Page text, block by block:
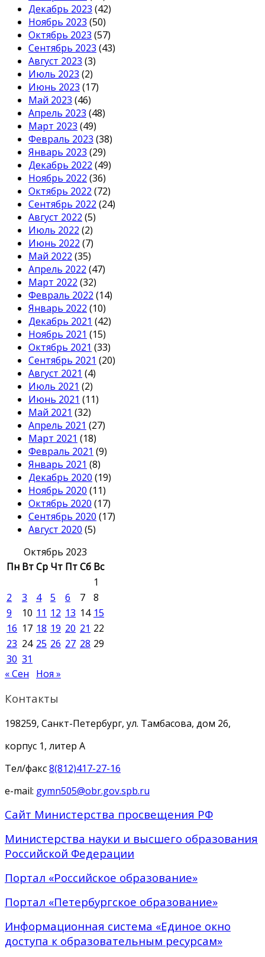
Декабрь 2023 (42)
Ноябрь 2023 (50)
Октябрь 2023 (57)
Сентябрь 2023 (43)
Август 2023 (3)
Июль 2023 (2)
Июнь 2023 (17)
Май 2023 (46)
Апрель 2023 (48)
Март 2023 (49)
Февраль 2023 (38)
Январь 2023 (29)
Декабрь 2022 (49)
Ноябрь 2022 (36)
Октябрь 2022 (72)
Сентябрь 2022 (24)
Август 2022 (5)
Июль 2022 (2)
Июнь 2022 (7)
Май 2022 (35)
Апрель 2022 (47)
Март 2022 (32)
Февраль 2022 (14)
Январь 2022 (10)
Декабрь 2021 (42)
Ноябрь 2021 (15)
Октябрь 2021 (33)
Сентябрь 2021 (20)
Август 2021 (4)
Июль 2021 (2)
Июнь 2021 (11)
Май 2021 (32)
Апрель 2021 (27)
Март 2021 (18)
Февраль 2021 (9)
Январь 2021 (8)
Декабрь 2020 (19)
Ноябрь 2020 (11)
Октябрь 2020 (17)
Сентябрь 2020 (17)
Август 2020 (5)
Октябрь 2023
Пн ВтСр Чт ПтСб Вс
1
2
3 4 5 6 7
8
9
10 11 12 13 14 15
16 17 18 19 20 21 22
23 24 25 26 27 28 29
30 31
« Сен
Ноя »
Контакты
198259, Санкт-Петербург, ул. Тамбасова, дом 26,
корпус 1, литер А
Тел/факс8(812)417-27-16
e-mail: gymn505@obr.gov.spb.ru
Сайт Министерства просвещения РФ
Министерства науки и высшего образования
Российской Федерации
Портал «Российское образование»
Портал «Петербургское образование»
Информационная система «Единое окно
доступа к образовательным ресурсам»